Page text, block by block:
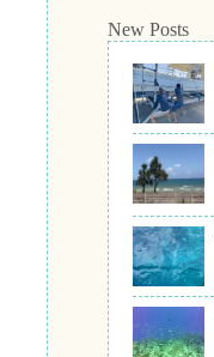
New Posts